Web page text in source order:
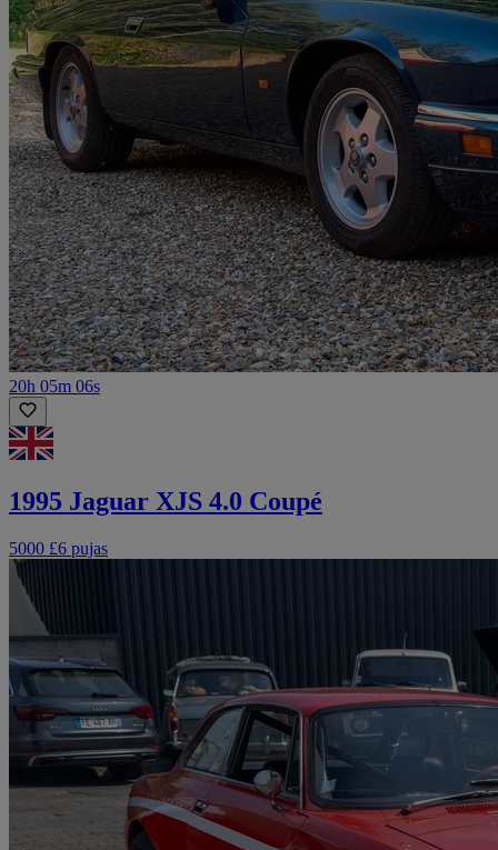
20h 05m 06s
1995 Jaguar XJS 4.0 Coupé
5000 £6 pujas